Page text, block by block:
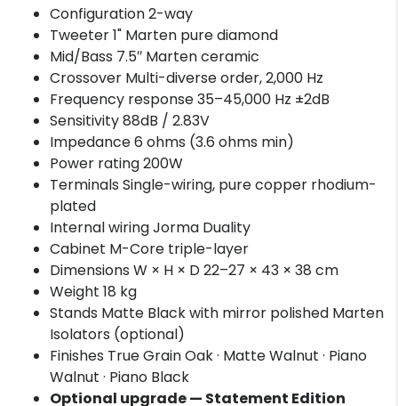
Configuration 2-way
Tweeter 1" Marten pure diamond
Mid/Bass 7.5″ Marten ceramic
Crossover Multi-diverse order, 2,000 Hz
Frequency response 35–45,000 Hz ±2dB
Sensitivity 88dB / 2.83V
Impedance 6 ohms (3.6 ohms min)
Power rating 200W
Terminals Single-wiring, pure copper rhodium-
plated
Internal wiring Jorma Duality
Cabinet M-Core triple-layer
Dimensions W × H × D 22–27 × 43 × 38 cm
Weight 18 kg
Stands Matte Black with mirror polished Marten
Isolators (optional)
Finishes True Grain Oak · Matte Walnut · Piano
Walnut · Piano Black
Optional upgrade — Statement Edition